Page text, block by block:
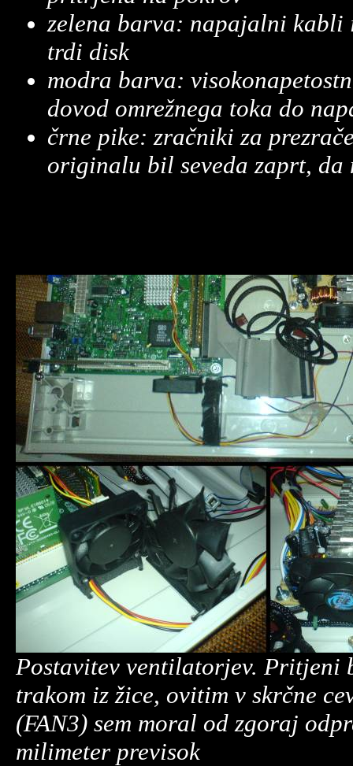
zelena barva: napajalni kabli
trdi disk
modra barva:
dovod omrežnega toka do
črne pike: zračniki za
originalu bil seveda zaprt,
Postavitev ventilatorjev. Pritjeni
trakom iz žice, ovitim v skrčne
(FAN3) sem moral od zgoraj
milimeter previsok